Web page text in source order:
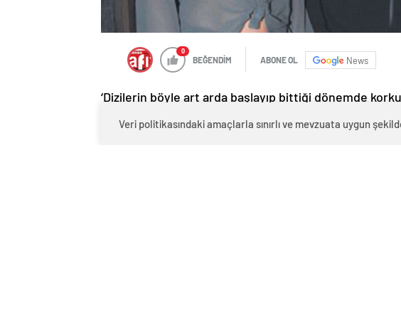
0
BEĞENDİM ABONE OL News
‘Dizilerin böyle art arda başlayıp bittiği dönemde
Özge Özpirinçci, şu yanıtı verdi: “Sizin sorduğunuz
Veri politikasındaki amaçlarla sınırlı ve mevzuata uygun